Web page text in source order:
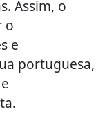
Assim, o
o
e
portuguesa,